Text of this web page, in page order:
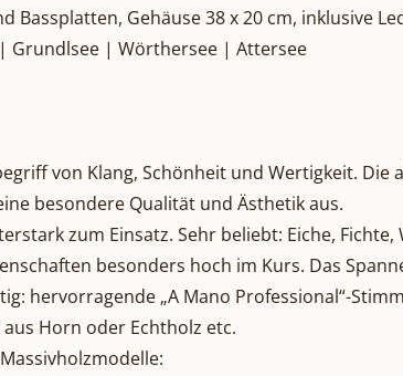
Bassplatten, Gehäuse 38 x 20 cm, inklusive
Grundlsee | Wörthersee | Attersee
von Klang, Schönheit und Wertigkeit.
besondere Qualität und Ästhetik aus.
zum Einsatz. Sehr beliebt: Eiche,
besonders hoch im Kurs. Das
hervorragende „A Mano Professional“-
Horn oder Echtholz etc.